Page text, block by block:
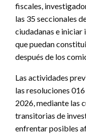
fiscales,
las 35 seccionales
ciudadanas e
que puedan
después de los
Las actividades
las resoluciones
2026, mediante las
transitorias de
enfrentar posibles